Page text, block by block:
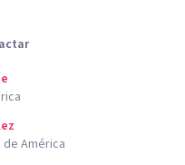
América